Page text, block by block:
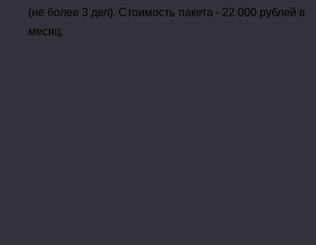
(не более 3 дел). Стоимость пакета - 22 000 рублей в
месяц.